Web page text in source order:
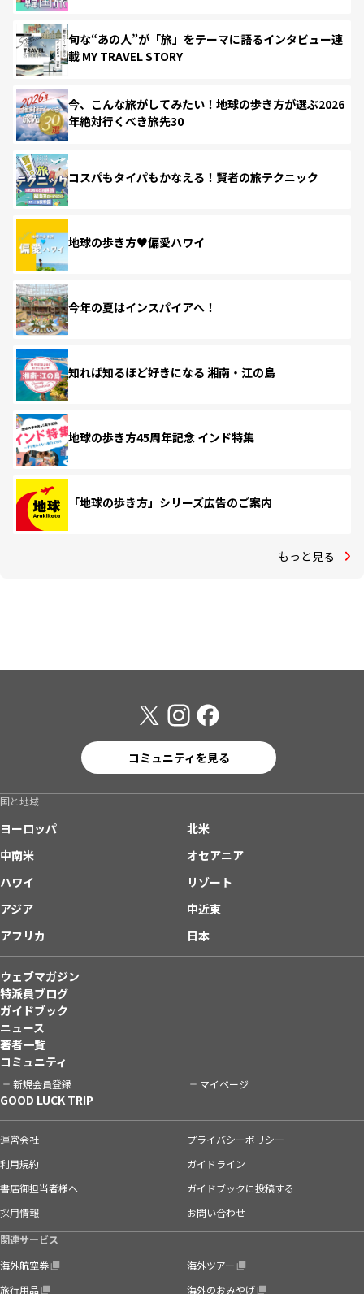
旬な“あの人”が「旅」をテーマに語るインタビュー連
載 MY TRAVEL STORY
今、こんな旅がしてみたい！地球の歩き方が選ぶ2026
年絶対行くべき旅先30
コスパもタイパもかなえる！賢者の旅テクニック
地球の歩き方♥偏愛ハワイ
今年の夏はインスパイアへ！
知れば知るほど好きになる 湘南・江の島
地球の歩き方45周年記念 インド特集
「地球の歩き方」シリーズ広告のご案内
もっと見る
コミュニティを見る
国と地域
ヨーロッパ
北米
中南米
オセアニア
ハワイ
リゾート
アジア
中近東
アフリカ
日本
ウェブマガジン
特派員ブログ
ガイドブック
ニュース
著者一覧
コミュニティ
新規会員登録 マイページ
GOOD LUCK TRIP
運営会社
プライバシーポリシー
利用規約
ガイドライン
書店御担当者様へ
ガイドブックに投稿する
採用情報
お問い合わせ
関連サービス
海外航空券
海外ツアー
旅行用品
海外のおみやげ